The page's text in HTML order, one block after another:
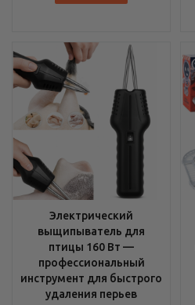
Электрический
выщипыватель для
птицы 160 Вт —
профессиональный
инструмент для быстрого
удаления перьев